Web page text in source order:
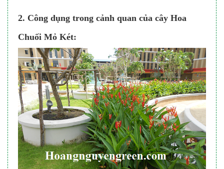
2. Công dụng trong cảnh quan của cây Hoa
Chuối Mỏ Két: